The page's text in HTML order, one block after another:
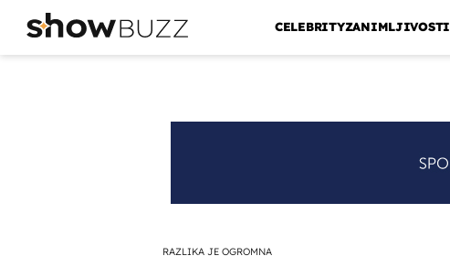
CELEBRITYZANIMLJIVOSTI
RAZLIKA JE OGROMNA